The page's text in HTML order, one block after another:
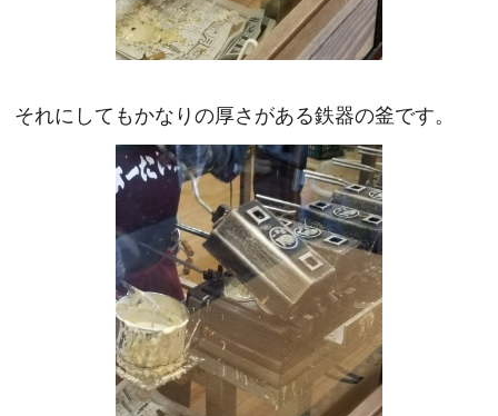
それにしてもかなりの厚さがある鉄器の釜です。